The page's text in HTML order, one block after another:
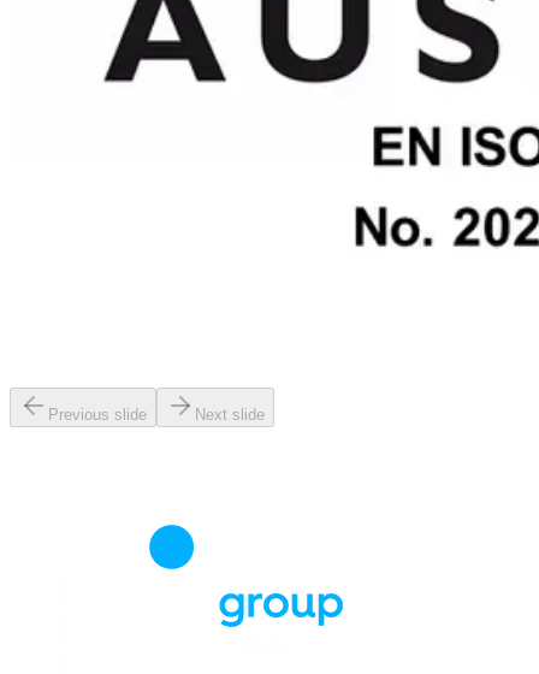
Previous slide Next slide